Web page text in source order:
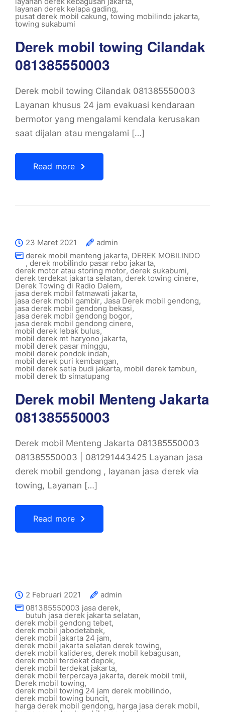
layanan derek kelapa gading,
pusat derek mobil cakung, towing mobilindo jakarta,
towing sukabumi
Derek mobil towing Cilandak
081385550003
Derek mobil towing Cilandak 081385550003
Layanan khusus 24 jam evakuasi kendaraan
bermotor yang mengalami kendala kerusakan
saat dijalan atau mengalami […]
Read more
23 Maret 2021
admin
derek mobil menteng jakarta, DEREK MOBILINDO
, derek mobilindo pasar rebo jakarta,
derek motor atau storing motor,derek sukabumi,
derek terdekat jakarta selatan, derek towing cinere,
Derek Towing di Radio Dalem,
jasa derek mobil fatmawati jakarta,
jasa derek mobil gambir, Jasa Derek mobil gendong,
jasa derek mobil gendong bekasi,
jasa derek mobil gendong bogor,
jasa derek mobil gendong cinere,
mobil derek lebak bulus,
mobil derek mt haryono jakarta,
mobil derek pasar minggu,
mobil derek pondok indah,
mobil derek puri kembangan,
mobil derek setia budi jakarta, mobil derek tambun,
mobil derek tb simatupang
Derek mobil Menteng Jakarta
081385550003
Derek mobil Menteng Jakarta 081385550003
081385550003 | 081291443425 Layanan jasa
derek mobil gendong , layanan jasa derek via
towing, Layanan […]
Read more
2 Februari 2021
admin
081385550003 jasa derek,
butuh jasa derek jakarta selatan,
derek mobil gendong tebet,
derek mobil jabodetabek,
derek mobil jakarta 24 jam,
derek mobil jakarta selatan derek towing,
derek mobil kalideres, derek mobil kebagusan,
derek mobil terdekat depok,
derek mobil terdekat jakarta,
derek mobil terpercaya jakarta, derek mobil tmii,
Derek mobil towing,
derek mobil towing 24 jam derek mobilindo,
derek mobil towing buncit,
harga derek mobil gendong, harga jasa derek mobil,